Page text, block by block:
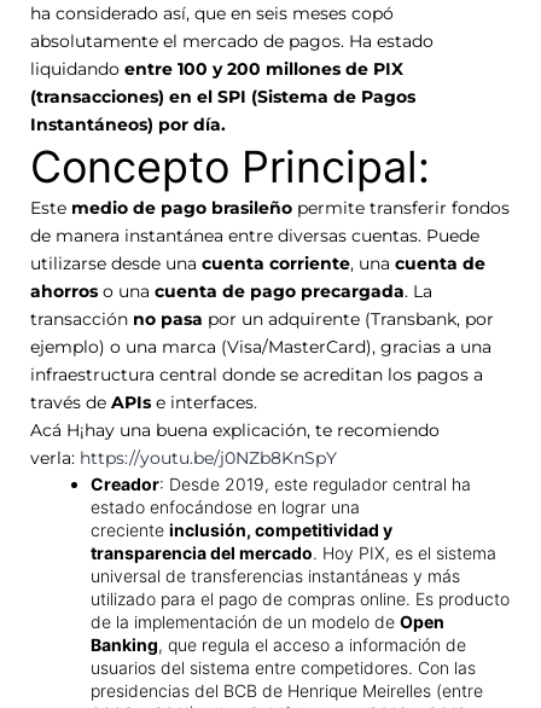
ha considerado así, que en seis meses copó
absolutamente el mercado de pagos. Ha estado
liquidando entre 100 y 200 millones de PIX
(transacciones) en el SPI (Sistema de Pagos
Instantáneos) por día.
Concepto Principal:
Este medio de pago brasileño permite transferir fondos
de manera instantánea entre diversas cuentas. Puede
utilizarse desde una cuenta corriente, una cuenta de
ahorros o una cuenta de pago precargada. La
transacción no pasa por un adquirente (Transbank, por
ejemplo) o una marca (Visa/MasterCard), gracias a una
infraestructura central donde se acreditan los pagos a
través de APIs e interfaces.
Acá H¡hay una buena explicación, te recomiendo
verla: https://youtu.be/j0NZb8KnSpY
Creador: Desde 2019, este regulador central ha
estado enfocándose en lograr una
creciente inclusión, competitividad y
transparencia del mercado. Hoy PIX, es el sistema
universal de transferencias instantáneas y más
utilizado para el pago de compras online. Es producto
de la implementación de un modelo de Open
Banking, que regula el acceso a información de
usuarios del sistema entre competidores. Con las
presidencias del BCB de Henrique Meirelles (entre